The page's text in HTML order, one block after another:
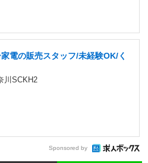
電の販売スタッフ/未経験OK/く
川SCKH2
Sponsored by